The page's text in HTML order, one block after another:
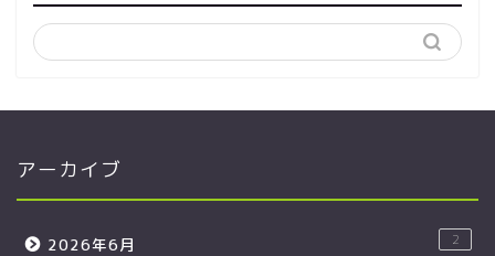
アーカイブ
2026年6月 2